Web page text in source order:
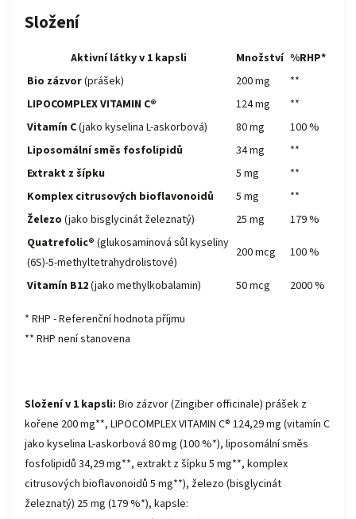
Složení
Aktivní látky v 1 kapsli Množství %RHP*
Bio zázvor(prášek) 200 mg
**
LIPOCOMPLEX VITAMIN C®
124 mg
**
Vitamín C(jako kyselina L-askorbová) 80 mg
100 %
Liposomální směs fosfolipidů
34 mg
**
Extrakt z šípku 5 mg
**
Komplex citrusových bioflavonoidů
5 mg
**
Železo (jako bisglycinát železnatý) 25 mg
179 %
Quatrefolic® (glukosaminová sůl kyseliny
(6S)-5-methyltetrahydrolistové)
200 mcg 100 %
Vitamín B12(jako methylkobalamin) 50 mcg 2000 %
* RHP - Referenční hodnota příjmu
** RHP není stanovena
Složení v 1 kapsli: Bio zázvor (Zingiber officinale) prášek z
kořene 200 mg**, LIPOCOMPLEX VITAMIN C® 124,29 mg (vitamín C
jako kyselina L-askorbová 80 mg (100 %*), liposomální směs
fosfolipidů 34,29 mg**, extrakt z šípku 5 mg**, komplex
citrusových bioflavonoidů 5 mg**), železo (bisglycinát
železnatý) 25 mg (179 %*), kapsle: